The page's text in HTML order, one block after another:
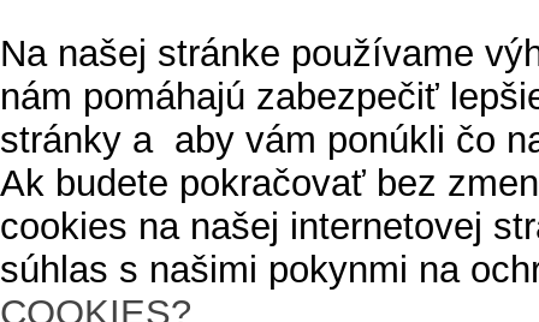
Na našej stránke používame
nám pomáhajú zabezpečiť
stránky a aby vám ponúkli čo
Ak budete pokračovať bez
cookies na našej internetovej
súhlas s našimi pokynmi na
COOKIES?